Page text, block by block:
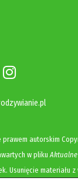
autorskim
w pliku Aktualne
Usunięcie